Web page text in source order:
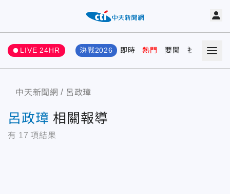
LIVE 24HR 決戰2026 即時 熱門 要聞 社會 娛樂
中天新聞網 呂政璋
呂政璋 相關報導
有 17 項結果